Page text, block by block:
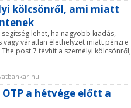
kölcsönről, ami miatt
lehet, ha nagyobb kiadás,
vagy váratlan élethelyzet miatt pénzre
post 7 tévhit a személyi kölcsönről,
a hétvége előtt a